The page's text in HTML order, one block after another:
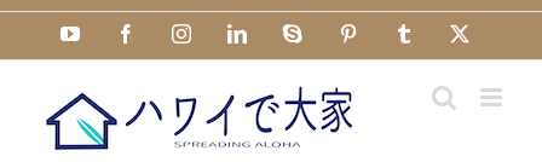
content YouTube FacebookInstagramLinkedInSkype Pinterest Tumblr